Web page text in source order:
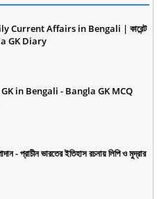
Current Affairs in Bengali | কারেন্ট
GK Diary
- GK in Bengali - Bangla GK MCQ
- প্রাচীন ভারতের ইতিহাস রচনায় লিপি ও মুদ্রার